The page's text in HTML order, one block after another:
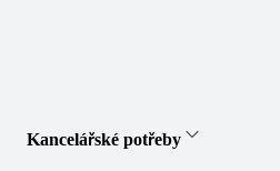
Kancelářské potřeby